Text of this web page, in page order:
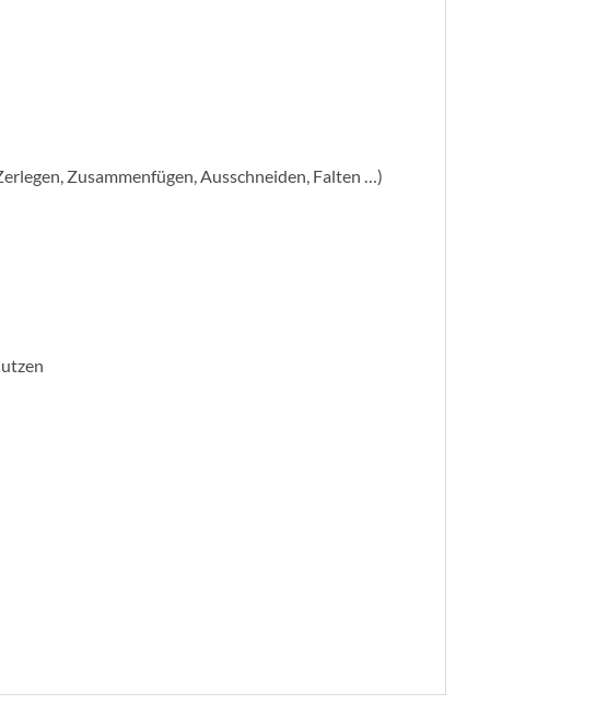
Zusammenfügen, Ausschneiden, Falten …)